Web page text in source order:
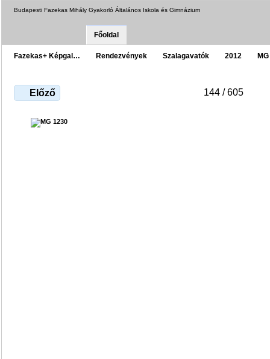
Budapesti Fazekas Mihály Gyakorló Általános Iskola és Gimnázium
Főoldal
Fazekas+ Képgal… Rendezvények Szalagavatók 2012
Előző 144 / 605